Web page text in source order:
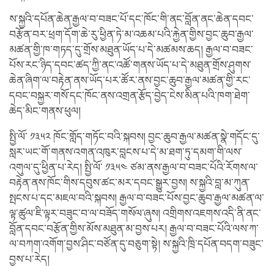
ས་སྐྱའི་དཔོན་ཆེན་རྒྱལ་བ་བཟང་པོ་དང་ཁོང་གི་ནང་བློན་ནང་ཆེན་དབང་
བརྩོན་བར་ཕྲག་དོག་ཆེ་རུ་ཕྱིན་ཏེ་མ་འཆམ་པའི་རྐྱེན་གྱིས་བྱང་ཆུབ་རྒྱལ་
མཚན་གྱི་ཁ་གཏད་དུ་གྲོས་མཐུན་ཡོད་པ་དེ་མཚམས་ཆད། རྒྱལ་བ་བཟང་
པོས་རང་ཉིད་དབང་ཚད་ཀྱི་ནང་འཚོ་གནས་ཡོད་པ་དེ་མཐུན་གྲོས་ཤུགས་
ཆེན་ཞིག་ལ་བརྟེན་ནས་ཡོད་པར་ཚོར་ནས་བྱང་ཆུབ་རྒྱལ་མཚན་གྱི་རང་
དབང་བསྐྱར་གསོ་དང་ཁོང་ནས་འགྲན་རྩོད་བྱེད་ངེས་མིན་པའི་ཁག་ཐེག་
ཆེད་མིང་གནས་ཕུལ།
སྤྱི་ལོ་ ༡༣༥༢ ཁོང་གློད་གཏོང་བའི་སྐབས། བྱང་ཆུབ་རྒྱལ་མཚན་སྣེ་གདོང་དུ་
སླར་ཡང་གོ་གནས་འགན་འཁུར་བླངས་པ་དེ་མ་ཐག་ཏུ་དམག་གི་ལས་
འགུལ་དུ་ཕྱིན་པ་རེད། སྤྱི་ལོ་ ༡༣༥༤ ཙམ་ནས་རྒྱལ་བ་བཟང་པོའི་རོགས་ལ་
བརྟེན་ནས་ཁོང་གིས་དབུས་ཚང་མར་དབང་སྒྱུར་བྱས། ས་སྐྱའི་བླ་མ་ཀུན་
སྤངས་པ་དང་མཇལ་བའི་སྐབས། རྒྱལ་བ་བཟང་པོས་བྱང་ཆུབ་རྒྱལ་མཚན་ལ་
ལྟ་ཚུལ་ཇི་ལྟར་བཟུང་བ་ལ་བཟོད་གསོལ་ཞུས། འགྲིགས་འཇགས་འདི་ནི་ནང་
བློན་དབང་བརྩོན་གྱིས་མོས་མཐུན་མ་བྱས་པར། རྒྱལ་བ་བཟང་པོའི་ལས་ཀ་
ལ་བཀག་འགོག་བྱས་ཤིང་བཙོན་དུ་བཅུག་སྟེ། ས་སྐྱའི་ཁྲི་དཔོན་བདག་བཟུང་
བྱས་པ་རེད།